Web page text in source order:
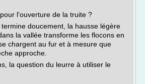
l'ouverture de la truite ?
doucement, la hausse légère
la vallée transforme les flocons en
chargent au fur et à mesure que
approche.
la question du leurre à utiliser le